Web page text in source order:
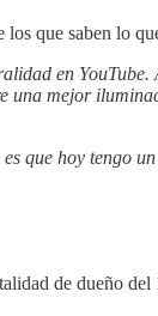
que saben lo
en
una mejor
que hoy tengo
de dueño